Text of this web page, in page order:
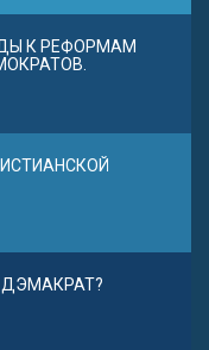
К РЕФОРМАМ
ДЭМАКРАТ?